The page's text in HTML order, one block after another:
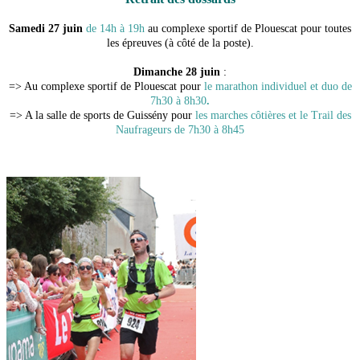
Samedi 27 juin de 14h à 19h au complexe sportif de Plouescat pour toutes
les épreuves (à côté de la poste).
Dimanche 28 juin :
=> Au complexe sportif de Plouescat pour le marathon individuel et duo de
7h30 à 8h30.
=> A la salle de sports de Guissény pourles marches côtières et le Trail des
Naufrageurs de 7h30 à 8h45